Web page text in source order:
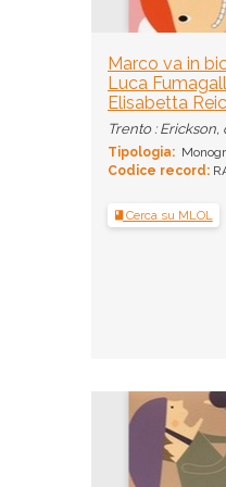
Marco va in
Luca
Elisabetta
Trento : Erickson,
Tipologia:
Codice record:
Cerca su MLOL